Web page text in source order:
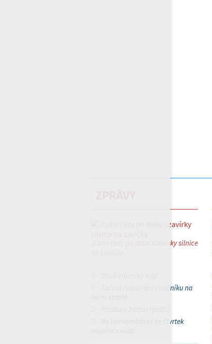
Jízdní řady po dobu uzavírky silnice
Začíná rozebírání chodníku na
Na Hornoměstské ve čtvrtek